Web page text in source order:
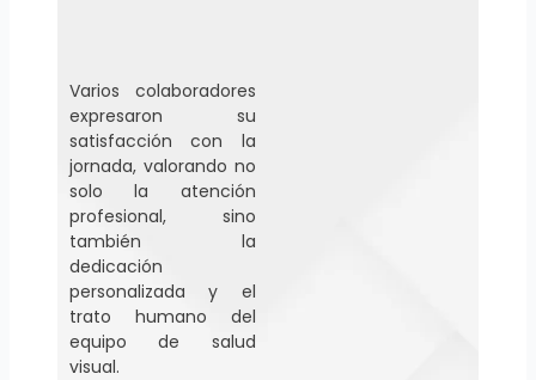
Varios colaboradores
expresaron su
satisfacción con la
jornada, valorando no
solo la atención
profesional, sino
también la
dedicación
personalizada y el
trato humano del
equipo de salud
visual.